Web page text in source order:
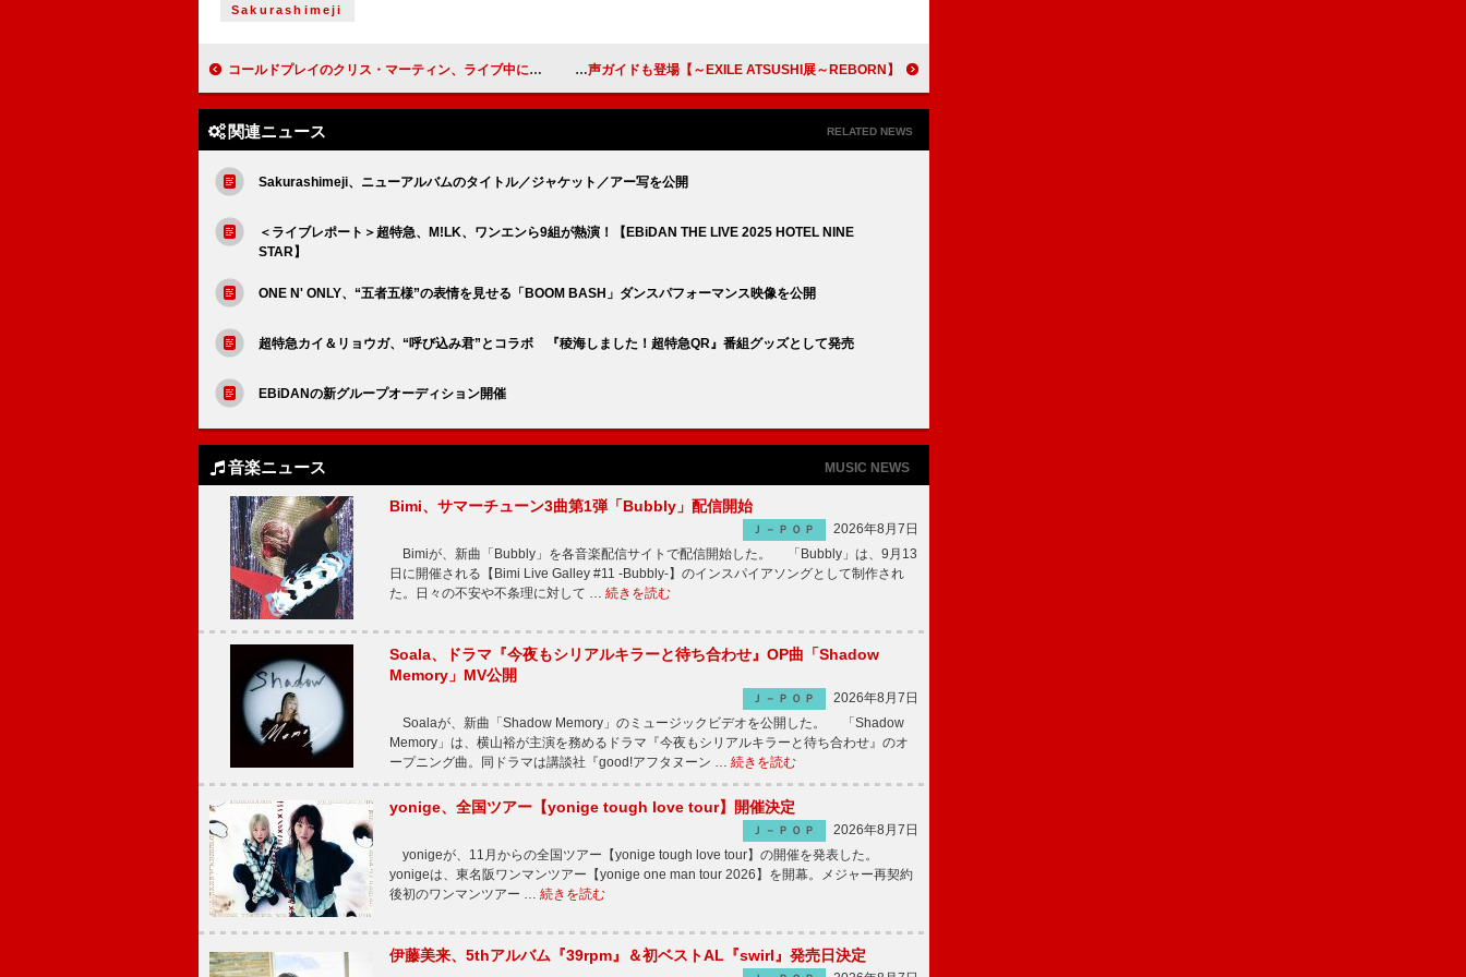
Sakurashimeji
コールドプレイのクリス・マーティン、ライブ中に観客のプロポーズをアシストする前に軽く“セキュリティ・チェック”を行う 【EXILE ATSUSHI展～REBORN～】9月開催、本人による音声ガイドも登場
関連ニュース RELATED NEWS
Sakurashimeji、ニューアルバムのタイトル／ジャケット／アー写を公開
＜ライブレポート＞超特急、M!LK、ワンエンら9組が熱演！【EBiDAN THE LIVE 2025 HOTEL NINE
STAR】
ONE N' ONLY、“五者五様”の表情を見せる「BOOM BASH」ダンスパフォーマンス映像を公開
超特急カイ＆リョウガ、“呼び込み君”とコラボ 『稜海しました！超特急QR』番組グッズとして発売
EBiDANの新グループオーディション開催
音楽ニュース MUSIC NEWS
Bimi、サマーチューン3曲第1弾「Bubbly」配信開始
Ｊ－ＰＯＰ
2026年8月7日
Bimiが、新曲「Bubbly」を各音楽配信サイトで配信開始した。 「Bubbly」は、9月13
日に開催される【Bimi Live Galley #11 -Bubbly-】のインスパイアソングとして制作され
た。日々の不安や不条理に対して … 続きを読む
Soala、ドラマ『今夜もシリアルキラーと待ち合わせ』OP曲「Shadow
Memory」MV公開
Ｊ－ＰＯＰ
2026年8月7日
Soalaが、新曲「Shadow Memory」のミュージックビデオを公開した。 「Shadow
Memory」は、横山裕が主演を務めるドラマ『今夜もシリアルキラーと待ち合わせ』のオ
ープニング曲。同ドラマは講談社『good!アフタヌーン … 続きを読む
yonige、全国ツアー【yonige tough love tour】開催決定
Ｊ－ＰＯＰ
2026年8月7日
yonigeが、11月からの全国ツアー【yonige tough love tour】の開催を発表した。
yonigeは、東名阪ワンマンツアー【yonige one man tour 2026】を開幕。メジャー再契約
後初のワンマンツアー … 続きを読む
伊藤美来、5thアルバム『39rpm』＆初ベストAL『swirl』発売日決定